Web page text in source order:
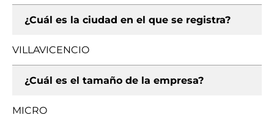
¿Cuál es la ciudad en el que se registra?
VILLAVICENCIO
¿Cuál es el tamaño de la empresa?
MICRO